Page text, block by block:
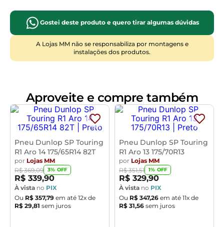
otimizam a
aderência lateral
, assegurando
confiabilidade
Oferece umaexperiência de condução
, projetada para suatranquilidade
Manutenção e cuidados: Realize acalibragem
regularmente, faça oalinhamentoe
balanceamento, execute orodízio periódico,
verifique a profundidade dos sulcose
inspecionedanospara prolongar a vida útil e
preservar asegurança do seu pneu.
Modelo
Marca: Dunlop
Gostei deste produto e quero tirar algumas dúvidas
A Lojas MM não se responsabiliza por montagens e
instalações dos produtos.
Aproveite e compre também
Pneu Dunlop SP Touring
R1 Aro 14 175/65R14 82T
por Lojas MM
R$ 369,09 3% OFF
R$ 339,90
À vista no PIX
Ou R$ 357,79 em até 12x de
R$ 29,81 sem juros
Pneu Dunlop SP Touring
R1 Aro 13 175/70R13
por Lojas MM
R$ 351,51 1% OFF
R$ 329,90
À vista no PIX
Ou R$ 347,26 em até 11x de
R$ 31,56 sem juros